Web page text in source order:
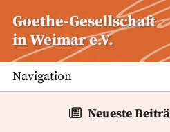
Inhalt
springen
Goethe-Gesellschaft
in Weimar e.V.
Navigation
Neueste